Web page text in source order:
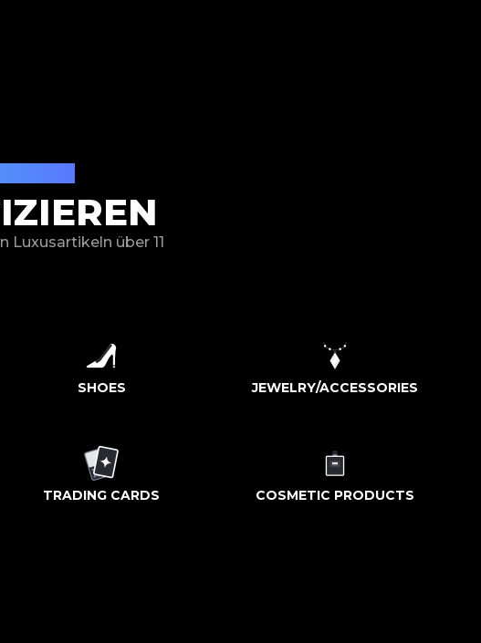
über 11
SHOES JEWELRY/ACCESSORIES
TRADING CARDS COSMETIC PRODUCTS